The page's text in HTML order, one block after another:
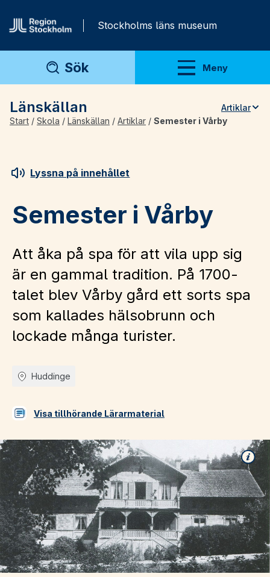
Stockholms läns museum
Sök Meny
Visa meny
Länskällan
Artiklar
Teman
Arkivmaterial
Start / Skola / Länskällan / Artiklar / Semester i Vårby
Lyssna på innehållet
Semester i Vårby
Att åka på spa för att vila upp sig
är en gammal tradition. På 1700-
talet blev Vårby gård ett sorts spa
som kallades hälsobrunn och
lockade många turister.
Huddinge
Visa tillhörande Lärarmaterial